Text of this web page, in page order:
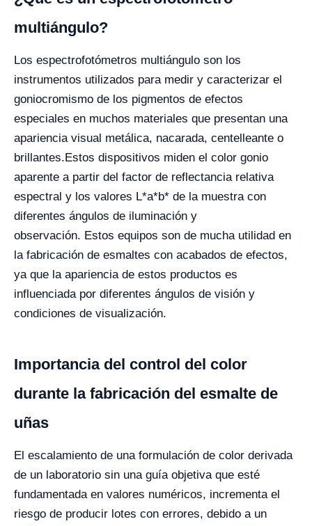
multiángulo?
Los espectrofotómetros multiángulo son los
instrumentos utilizados para medir y caracterizar el
goniocromismo de los pigmentos de efectos
especiales en muchos materiales que presentan una
apariencia visual metálica, nacarada, centelleante o
brillantes.Estos dispositivos miden el color gonio
aparente a partir del factor de reflectancia relativa
espectral y los valores L*a*b* de la muestra con
diferentes ángulos de iluminación y
observación. Estos equipos son de mucha utilidad en
la fabricación de esmaltes con acabados de efectos,
ya que la apariencia de estos productos es
influenciada por diferentes ángulos de visión y
condiciones de visualización.
Importancia del control del color
durante la fabricación del esmalte de
uñas
El escalamiento de una formulación de color derivada
de un laboratorio sin una guía objetiva que esté
fundamentada en valores numéricos, incrementa el
riesgo de producir lotes con errores, debido a un